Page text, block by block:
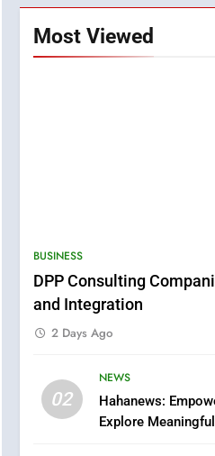
Most Viewed
BUSINESS
DPP Consulting
and Integration
2 Days Ago
02
NEWS
Hahanews:
Explore
5
Hidden